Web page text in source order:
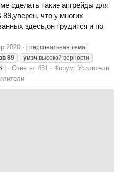
сделать такие апгрейды для
что у многих
здесь,он трудится и по
2020
персональная тема
89 умзч высокой верности
Ответы: 431 Форум: Усилители